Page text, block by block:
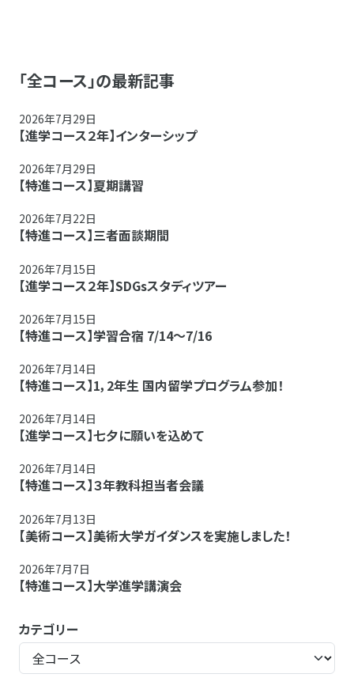
「全コース」の最新記事
2026年7月29日
【進学コース２年】インターシップ
2026年7月29日
【特進コース】夏期講習
2026年7月22日
【特進コース】三者面談期間
2026年7月15日
【進学コース２年】SDGsスタディツアー
2026年7月15日
【特進コース】学習合宿 7/14～7/16
2026年7月14日
【特進コース】1，2年生 国内留学プログラム参加！
2026年7月14日
【進学コース】七夕に願いを込めて
2026年7月14日
【特進コース】３年教科担当者会議
2026年7月13日
【美術コース】美術大学ガイダンスを実施しました！
2026年7月7日
【特進コース】大学進学講演会
カテゴリー